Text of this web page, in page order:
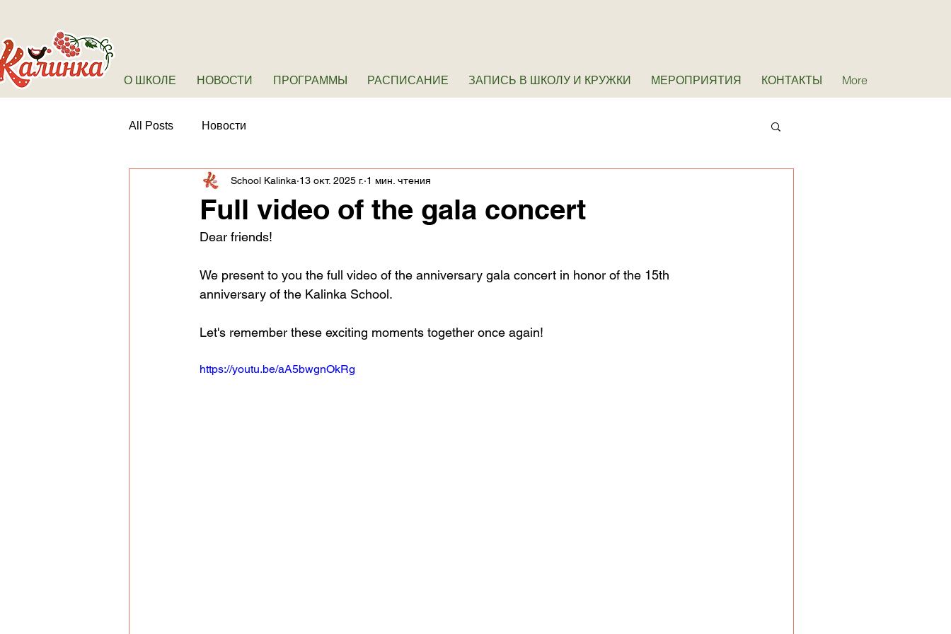
О ШКОЛЕ НОВОСТИ ПРОГРАММЫ РАСПИСАНИЕ ЗАПИСЬ В ШКОЛУ И КРУЖКИ МЕРОПРИЯТИЯ КОНТАКТЫ More
All Posts Новости
Full video of the gala concert
School Kalinka 13 окт. 2025 г. 1 мин. чтения
Dear friends!
We present to you the full video of the anniversary gala concert in honor of the 15th
anniversary of the Kalinka School.
Let's remember these exciting moments together once again!
https://youtu.be/aA5bwgnOkRg